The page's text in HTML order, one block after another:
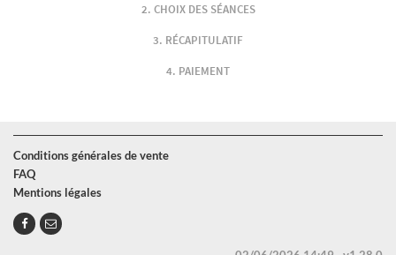
CHOIX DES SÉANCES
RÉCAPITULATIF
PAIEMENT
Conditions générales de vente
FAQ
Mentions légales